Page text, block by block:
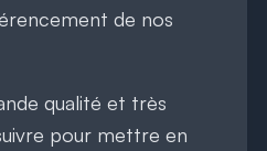
de nos
qualité et très
pour mettre en